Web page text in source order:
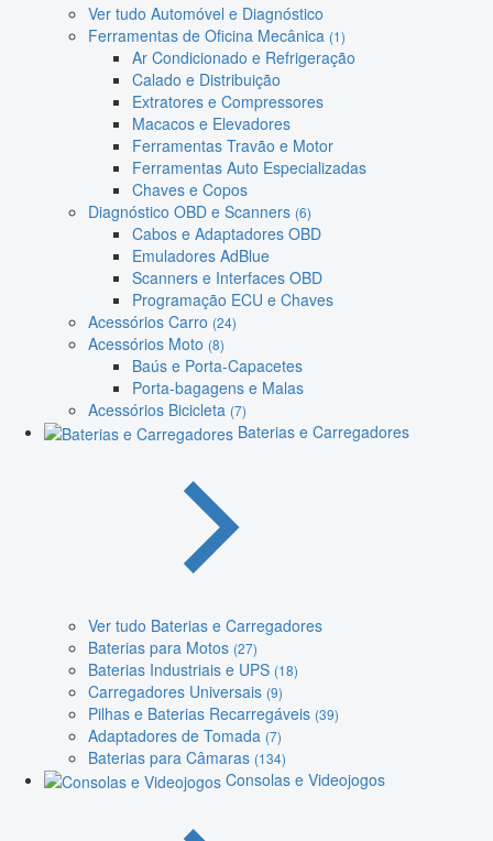
Ver tudo Automóvel e Diagnóstico
Ferramentas de Oficina Mecânica (1)
Ar Condicionado e Refrigeração
Calado e Distribuição
Extratores e Compressores
Macacos e Elevadores
Ferramentas Travão e Motor
Ferramentas Auto Especializadas
Chaves e Copos
Diagnóstico OBD e Scanners (6)
Cabos e Adaptadores OBD
Emuladores AdBlue
Scanners e Interfaces OBD
Programação ECU e Chaves
Acessórios Carro (24)
Acessórios Moto (8)
Baús e Porta-Capacetes
Porta-bagagens e Malas
Acessórios Bicicleta (7)
Baterias e Carregadores
Ver tudo Baterias e Carregadores
Baterias para Motos (27)
Baterias Industriais e UPS (18)
Carregadores Universais (9)
Pilhas e Baterias Recarregáveis (39)
Adaptadores de Tomada (7)
Baterias para Câmaras (134)
Consolas e Videojogos